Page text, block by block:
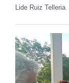
Lide Ruiz Telleria